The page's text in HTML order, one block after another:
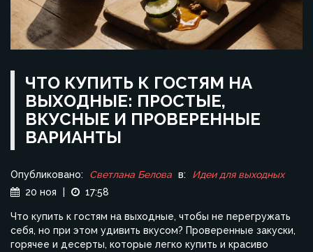
ЧТО КУПИТЬ К ГОСТЯМ НА
ВЫХОДНЫЕ: ПРОСТЫЕ,
ВКУСНЫЕ И ПРОВЕРЕННЫЕ
ВАРИАНТЫ
Опубликовано: Светлана Белова в:
Идеи для выходных
20 ноя
17:58
Что купить к гостям на выходные, чтобы не перегружать
себя, но при этом удивить вкусом? Проверенные закуски,
горячее и десерты, которые легко купить и красиво